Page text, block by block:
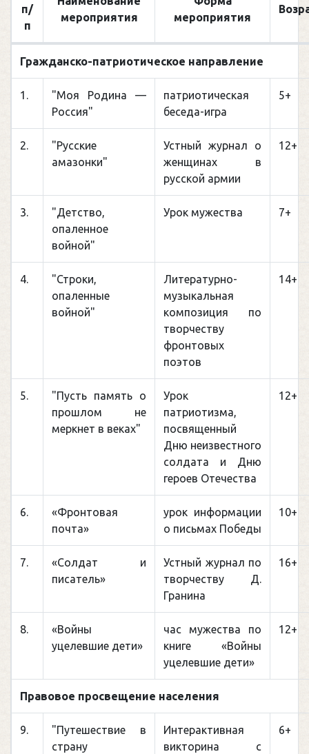
п/
п
мероприятия
мероприятия
Гражданско-патриотическое направление
1.
"Моя Родина —
Россия"
патриотическая
беседа-игра
5+
2.
"Русские
амазонки"
Устный журнал о
женщинах в
русской армии
12+
3.
"Детство,
опаленное
войной"
Урок мужества 7+
4.
"Строки,
опаленные
войной"
Литературно-
музыкальная
композиция по
творчеству
фронтовых
поэтов
14+
5.
"Пусть память о
прошлом не
меркнет в веках"
Урок
патриотизма,
посвященный
Дню неизвестного
солдата и Дню
героев Отечества
12+
6.
«Фронтовая
почта»
урок информации
о письмах Победы
10+
7.
«Солдат и
писатель»
Устный журнал по
творчеству Д.
Гранина
16+
8.
«Войны
уцелевшие дети»
час мужества по
книге «Войны
уцелевшие дети»
12+
Правовое просвещение населения
9.
"Путешествие в
страну
Интерактивная
викторина с
6+